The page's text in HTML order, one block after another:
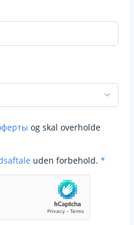
og skal overholde
uden forbehold. *